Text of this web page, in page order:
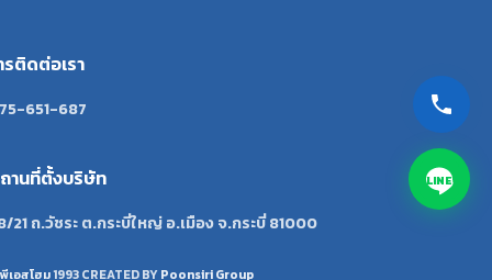
รติดต่อเรา
651-687
านที่ตั้งบริษัท
21 ถ.วัชระ ต.กระบี่ใหญ่ อ.เมือง จ.กระบี่ 81000
พีเอสโฮม1993 CREATED BYPoonsiri Group
LINE